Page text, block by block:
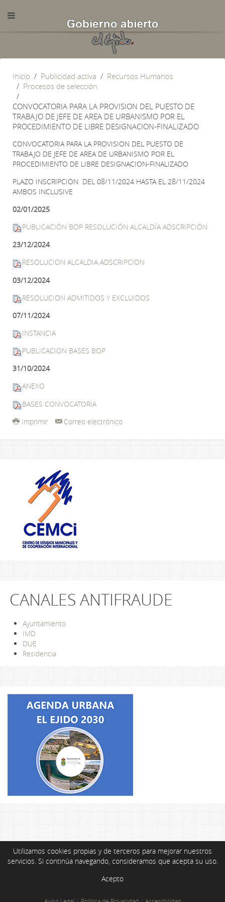
Inicio Publicidad activa
Recursos Humanos
Procesos de selección
CONVOCATORIA PARA LA PROVISION DEL PUESTO DE
TRABAJO DE JEFE DE AREA DE URBANISMO POR EL
PROCEDIMIENTO DE LIBRE DESIGNACION-FINALIZADO
CONVOCATORIA PARA LA PROVISION DEL PUESTO DE
TRABAJO DE JEFE DE AREA DE URBANISMO POR EL
PROCEDIMIENTO DE LIBRE DESIGNACION-FINALIZADO
PLAZO INSCRIPCION DEL 08/11/2024 HASTA EL 28/11/2024
AMBOS INCLUSIVE
02/01/2025
PUBLICACIÓN BOP RESOLUCIÓN ALCALDÍA ADSCRIPCIÓN
23/12/2024
RESOLUCION ALCALDIA ADSCRIPCION
03/12/2024
RESOLUCION ADMITIDOS Y EXCLUIDOS
07/11/2024
INSTANCIA
PUBLICACION BASES BOP
31/10/2024
ANEXO
BASES CONVOCATORIA
Imprimir
Correo electrónico
CANALES ANTIFRAUDE
Ayuntamiento
IMD
DUE
Residencia
Utilizamos cookies propias y de terceros para mejorar nuestros
servicios. Si continúa navegando, consideramos que acepta su uso.
Acepto